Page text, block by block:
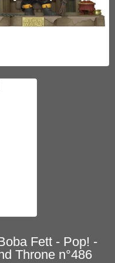
Fett - Pop! -
Throne n°486